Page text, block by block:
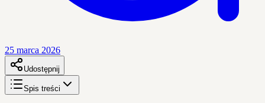
25 marca 2026
Udostępnij
Spis treści